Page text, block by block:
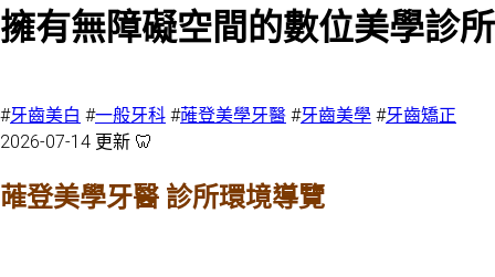
擁有無障礙空間的數位美學診所
#牙齒美白 #一般牙科 #蓶登美學牙醫 #牙齒美學 #牙齒矯正
2026-07-14 更新 🦷
蓶登美學牙醫 診所環境導覽